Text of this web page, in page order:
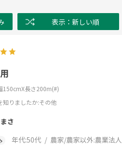
表示：新しい順
150cmX長さ200m(#)
知りましたか:その他
まさ
年代:50代 農家/農家以外:農業法人